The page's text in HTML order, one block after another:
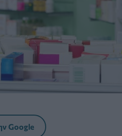
Google